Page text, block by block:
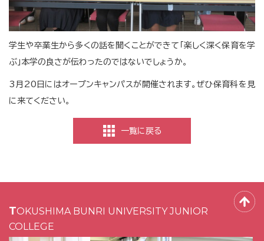
学生や卒業生から多くの話を聞くことができて「楽しく深く保育を学
ぶ」本学の良さが伝わったのではないでしょうか。
3月20日にはオープンキャンパスが開催されます。ぜひ保育科を見
に来てください。
一覧に戻る
TOKUSHIMA BUNRI UNIVERSITY JUNIOR
COLLEGE